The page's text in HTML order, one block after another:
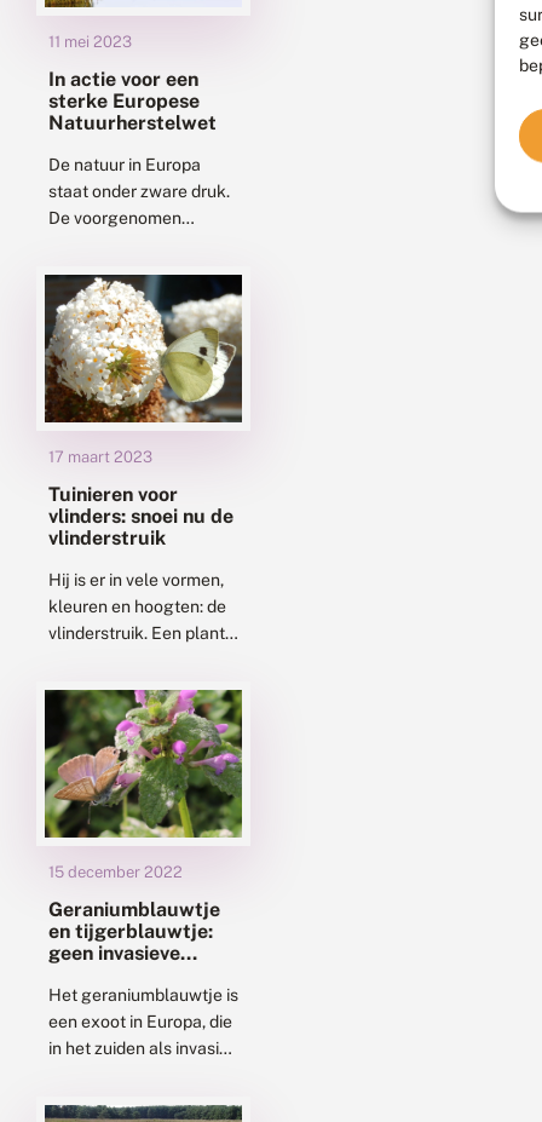
11 mei 2023
In actie voor een
sterke Europese
Natuurherstelwet
De natuur in Europa
staat onder zware druk.
De voorgenomen
de EU is daarom hard
nodig om de
achteruitgang van vele
soorten planten...
17 maart 2023
Tuinieren voor
vlinders: snoei nu de
vlinderstruik
Hij is er in vele vormen,
kleuren en hoogten: de
vlinderstruik. Een plant
een goede voedselbron
voor vlinders. Maar voor
welke...
15 december 2022
Geraniumblauwtje
en tijgerblauwtje:
geen invasieve
Het geraniumblauwtje is
een exoot in Europa, die
in het zuiden als invasief
Nederland duikt dit